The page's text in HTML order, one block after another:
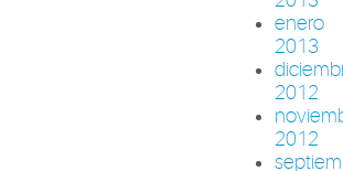
enero
2013
2012
2012